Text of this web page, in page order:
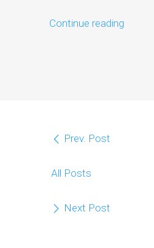
Continue reading
Prev. Post
All Posts
Next Post